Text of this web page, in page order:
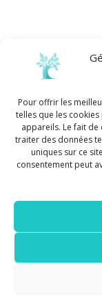
Pour offrir les
telles que les
appareils. Le fait
traiter des données
uniques sur ce
consentement peut
free